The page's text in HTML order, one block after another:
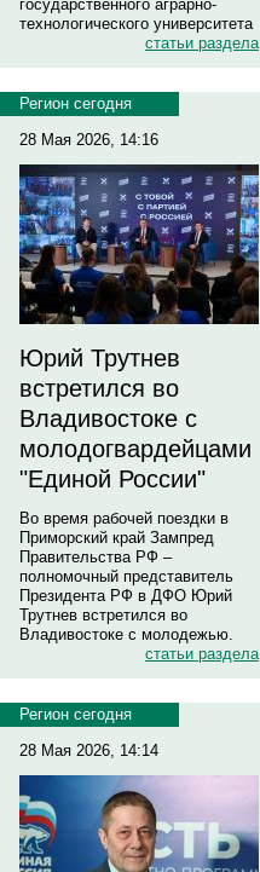
государственного аграрно-
технологического университета
статьи раздела
Регион сегодня
28 Мая 2026, 14:16
Юрий Трутнев
встретился во
Владивостоке с
молодогвардейцами
"Единой России"
Во время рабочей поездки в
Приморский край Зампред
Правительства РФ –
полномочный представитель
Президента РФ в ДФО Юрий
Трутнев встретился во
Владивостоке с молодежью.
статьи раздела
Регион сегодня
28 Мая 2026, 14:14